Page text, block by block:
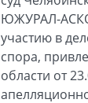
ЮЖУРАЛ-
участию в
спора,
области от